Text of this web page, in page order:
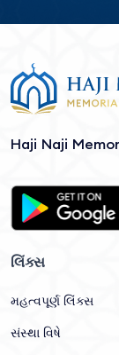
Haji Naji
લિંક્સ
મહત્વપૂર્ણ લિંક્સ
સંસ્થા વિષે